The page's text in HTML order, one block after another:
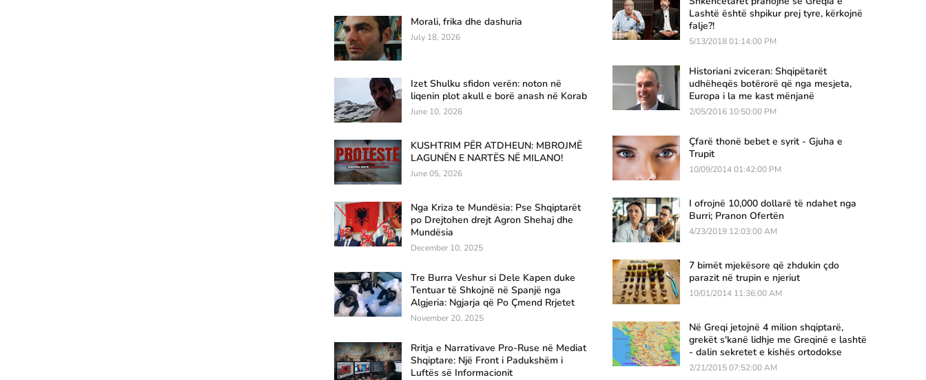
Morali, frika dhe dashuria
July 18, 2026
Izet Shulku sfidon verën: noton në
liqenin plot akull e borë anash në Korab
June 10, 2026
KUSHTRIM PËR ATDHEUN: MBROJMË
LAGUNËN E NARTËS NË MILANO!
June 05, 2026
Nga Kriza te Mundësia: Pse Shqiptarët
po Drejtohen drejt Agron Shehaj dhe
Mundësia
December 10, 2025
Tre Burra Veshur si Dele Kapen duke
Tentuar të Shkojnë në Spanjë nga
Algjeria: Ngjarja që Po Çmend Rrjetet
November 20, 2025
Rritja e Narrativave Pro-Ruse në Mediat
Shqiptare: Një Front i Padukshëm i
Luftës së Informacionit
Lashtë është shpikur prej tyre, kërkojnë
falje?!
5/13/2018 01:14:00 PM
Historiani zviceran: Shqipëtarët
udhëheqës botërorë që nga mesjeta,
Europa i la me kast mënjanë
2/05/2016 10:50:00 PM
Çfarë thonë bebet e syrit - Gjuha e
Trupit
10/09/2014 01:42:00 PM
I ofrojnë 10,000 dollarë të ndahet nga
Burri; Pranon Ofertën
4/23/2019 12:03:00 AM
7 bimët mjekësore që zhdukin çdo
parazit në trupin e njeriut
10/01/2014 11:36:00 AM
Në Greqi jetojnë 4 milion shqiptarë,
grekët s'kanë lidhje me Greqinë e lashtë
- dalin sekretet e kishës ortodokse
2/21/2015 07:52:00 AM